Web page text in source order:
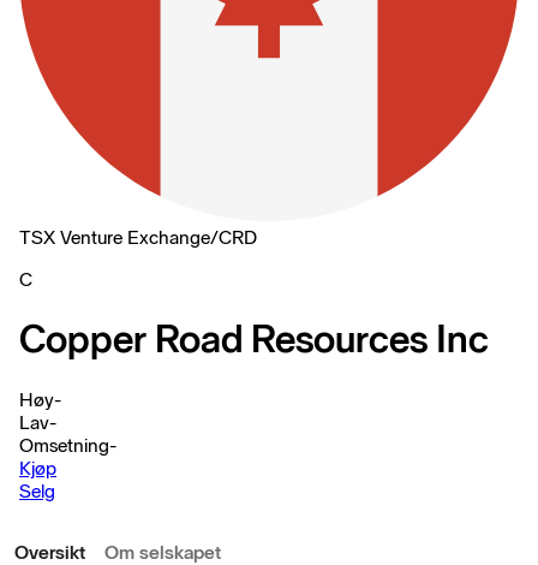
TSX Venture Exchange/CRD
C
Copper Road Resources Inc
Høy-
Lav-
Omsetning-
Kjøp
Selg
Oversikt Om selskapet